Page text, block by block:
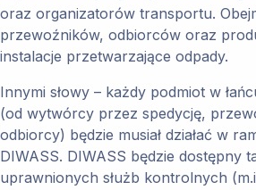
oraz organizatorów transportu.
przewoźników, odbiorców oraz
instalacje przetwarzające odpady.
Innymi słowy – każdy podmiot w
(od wytwórcy przez spedycję,
odbiorcy) będzie musiał działać w
DIWASS. DIWASS będzie dostępny
uprawnionych służb kontrolnych